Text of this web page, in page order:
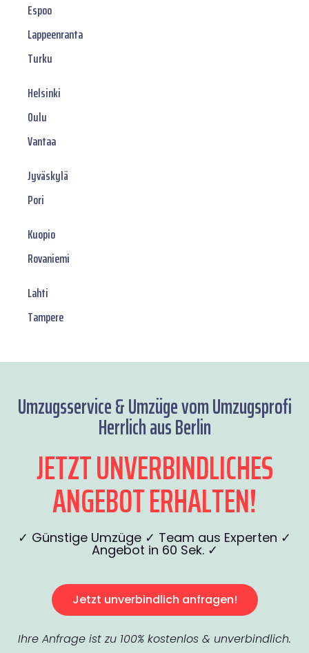
Espoo
Lappeenranta
Turku
Helsinki
Oulu
Vantaa
Jyväskylä
Pori
Kuopio
Rovaniemi
Lahti
Tampere
Umzugsservice & Umzüge vom Umzugsprofi
Herrlich aus Berlin
JETZT UNVERBINDLICHES
ANGEBOT ERHALTEN!
✓ Günstige Umzüge ✓ Team aus Experten ✓
Angebot in 60 Sek. ✓
Jetzt unverbindlich anfragen!
Ihre Anfrage ist zu 100% kostenlos & unverbindlich.